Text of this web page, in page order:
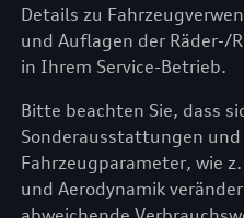
Details zu
und Auflagen der Räder-/
in Ihrem Service-Betrieb.
Bitte beachten Sie, dass
Sonderausstattungen
Fahrzeugparameter, wie
und Aerodynamik